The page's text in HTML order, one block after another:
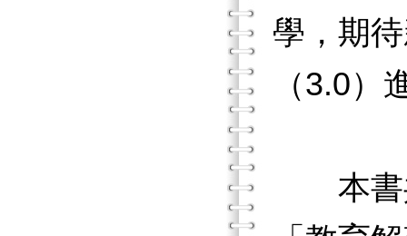
學，期
（3.0
本書共